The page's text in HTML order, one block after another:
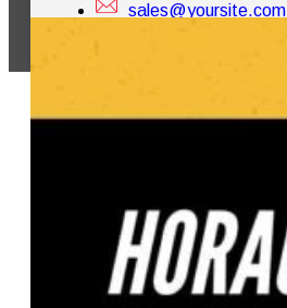
sales@yoursite.com